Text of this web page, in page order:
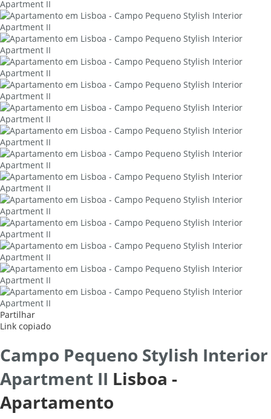
Partilhar
Link copiado
Campo Pequeno Stylish Interior
Apartment II Lisboa -
Apartamento